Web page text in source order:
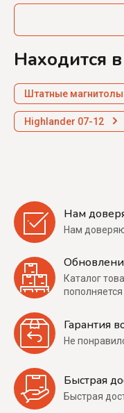
Находится
Штатные магнитолы
Highlander 07-12
Нам
Нам
Каталог
пополняется
Гарантия
Не
Быстрая
Быстрая